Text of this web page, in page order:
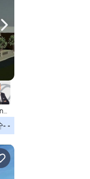
Nach rechts navigieren
Setúbal (São Julião, Nossa Senhora da Anunciada e Santa Maria da Graça), Setúbal
- -